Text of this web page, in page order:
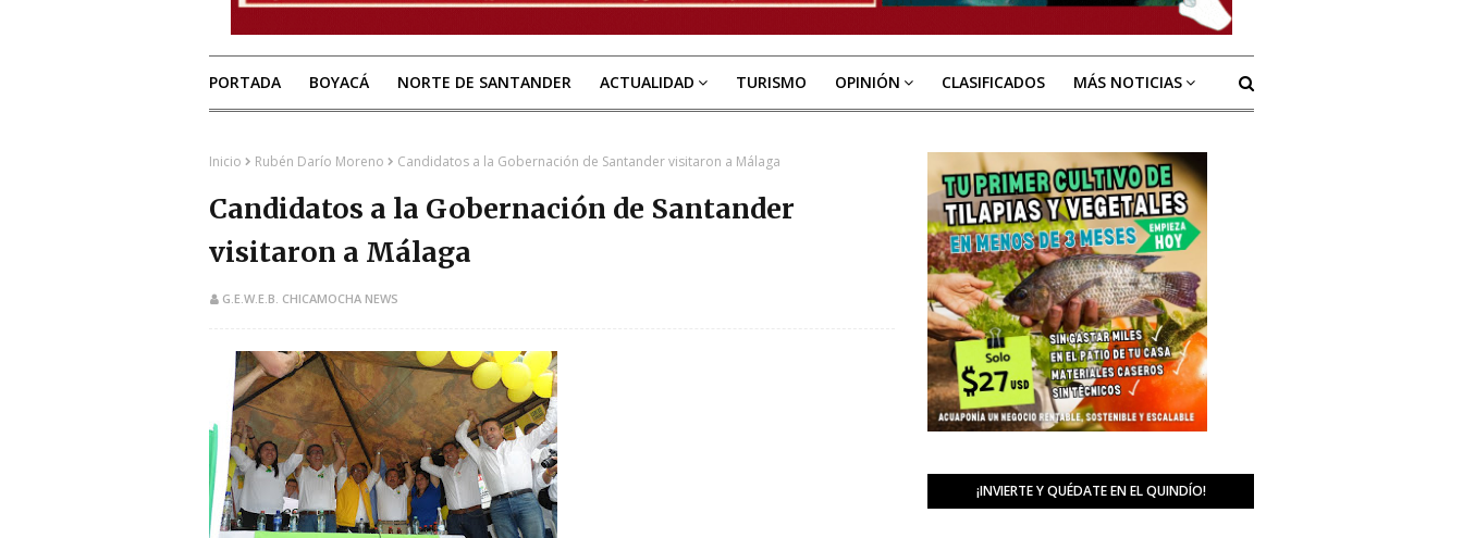
PORTADA BOYACÁ NORTE DE SANTANDER ACTUALIDAD TURISMO OPINIÓN CLASIFICADOS MÁS NOTICIAS
Inicio Rubén Darío Moreno Candidatos a la Gobernación de Santander visitaron a Málaga
Candidatos a la Gobernación de Santander
visitaron a Málaga
G.E.W.E.B. CHICAMOCHA NEWS
¡INVIERTE Y QUÉDATE EN EL QUINDÍO!